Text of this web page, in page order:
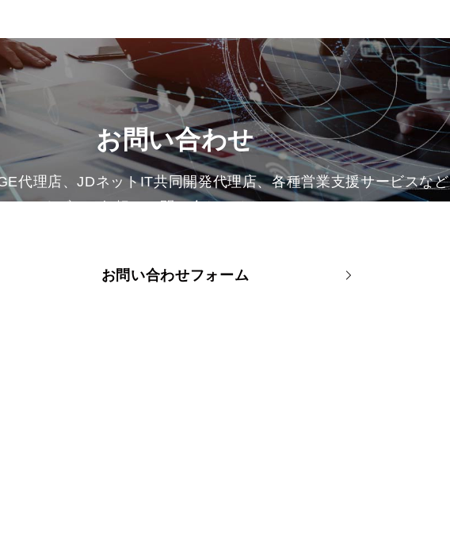
お問い合わせ
代理店、JDネットIT共同開発代理店、各種営業支援サービスなど
まずはお気軽にお問い合わせください。
お問い合わせフォーム